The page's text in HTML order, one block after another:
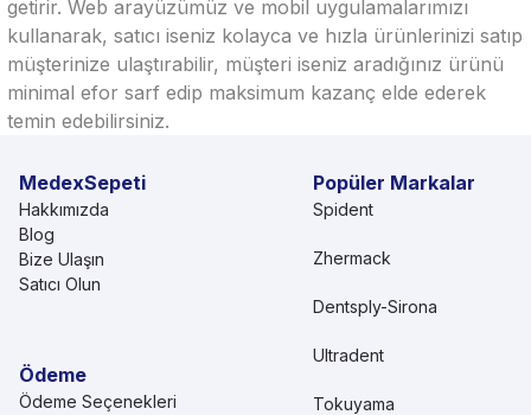
getirir. Web arayüzümüz ve mobil uygulamalarımızı
kullanarak, satıcı iseniz kolayca ve hızla ürünlerinizi satıp
müşterinize ulaştırabilir, müşteri iseniz aradığınız ürünü
minimal efor sarf edip maksimum kazanç elde ederek
temin edebilirsiniz.
MedexSepeti
Hakkımızda
Blog
Bize Ulaşın
Satıcı Olun
Ödeme
Ödeme Seçenekleri
Popüler Markalar
Spident
Zhermack
Dentsply-Sirona
Ultradent
Tokuyama